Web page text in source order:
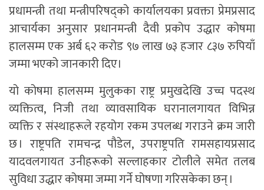
प्रधामन्त्री तथा मन्त्रीपरिषद्को कार्यालयका प्रवक्ता प्रेमप्रसाद
आचार्यका अनुसार प्रधानमन्त्री दैवी प्रकोप उद्धार कोषमा
हालसम्म एक अर्ब ६२ करोड ९७ लाख ७३ हजार ८३७ रुपियाँ
जम्मा भएको जानकारी दिए।
यो कोषमा हालसम्म मुलुकका राष्ट्र प्रमुखदेखि उच्च पदस्थ
व्यक्तित्व, निजी तथा व्यावसायिक घरानालगायत विभिन्न
व्यक्ति र संस्थाहरूले रहयोग रकम उपलब्ध गराउने क्रम जारी
छ । राष्ट्रपति रामचन्द्र पौडेल, उपराष्ट्रपति रामसहायप्रसाद
यादवलगायत उनीहरूको सल्लाहकार टोलीले समेत तलब
सुविधा उद्धार कोषमा जम्मा गर्ने घोषणा गरिसकेका छन् ।